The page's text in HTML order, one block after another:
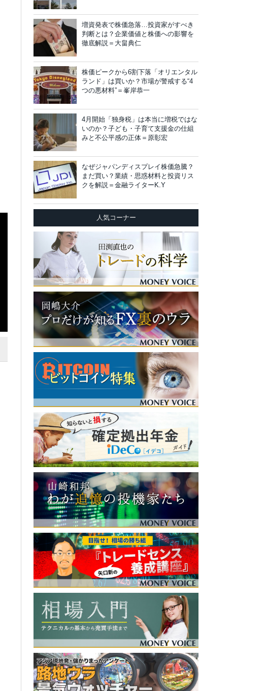
増資発表で株価急落…投資家がすべき
判断とは？企業価値と株価への影響を
徹底解説＝大畠典仁
株価ピークから6割下落「オリエンタル
ランド」は買いか？市場が警戒する“4
つの悪材料”＝峯岸恭一
4月開始「独身税」は本当に増税ではな
いのか？子ども・子育て支援金の仕組
みと不公平感の正体＝原彰宏
なぜジャパンディスプレイ株価急騰？
まだ買い？業績・思惑材料と投資リス
クを解説＝金融ライターK.Y
人気コーナー